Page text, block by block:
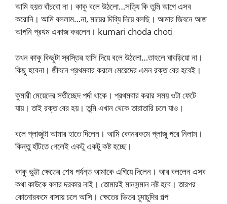
আমি হয়ত বাঁচবো না। কাকু বলে উঠলো…সত্যি কি তুমি আগে এসব
করোনি। আমি বললাম…না, মায়ের দিব্যি দিয়ে বলছি। আমার জিবনে আজ
আপনি প্রথম একাজ করলেন। kumari choda choti
তখন কাকু কিছুটা স্বস্তির হাসি দিয়ে বলে উঠলো…তাহলে ঘাবড়িয়ো না।
কিছু হবেনা। জীবনে প্রথমবার করলে মেয়েদের এমন রক্ত বের হবেই।
কুমারী মেয়েদের সতীচ্ছেদ পর্দা থাকে। প্রথমবার করার সময় ওটা ফেটে
যায়। তাই রক্ত বের হয়। তুমি এখান থেকে তারাতারি চলে যাও।
বলে প্লাজুটা আমার হাতে দিলেন। আমি কোনরকমে প্লাজু পরে নিলাম।
কিন্তু হাঁটতে গেলেই একটু একটু কষ্ট হচ্ছে।
কাকু ভুট্টা ক্ষেতের শেষ পর্যন্ত আমাকে এগিয়ে দিলেন। আর বললেন এসব
কথা কাউকে বলার দরকার নাই। তোমারই মানসন্মান নষ্ট হবে। তারপর
কোনোরকমে বাসায় চলে আসি। ক্ষেতের ভিতর চুদাচুদির গল্প